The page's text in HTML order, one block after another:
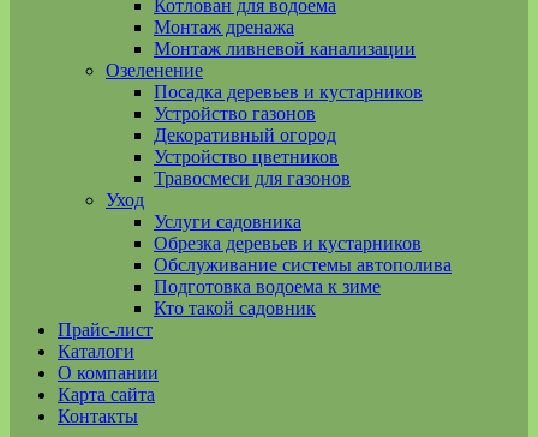
Котлован для водоема
Монтаж дренажа
Монтаж ливневой канализации
Озеленение
Посадка деревьев и кустарников
Устройство газонов
Декоративный огород
Устройство цветников
Травосмеси для газонов
Уход
Услуги садовника
Обрезка деревьев и кустарников
Обслуживание системы автополива
Подготовка водоема к зиме
Кто такой садовник
Прайс-лист
Каталоги
О компании
Карта сайта
Контакты